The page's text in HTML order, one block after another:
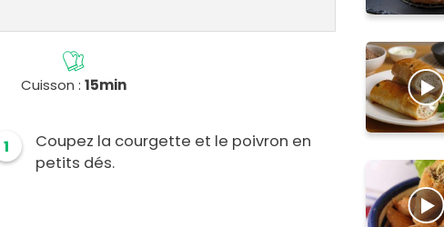
Cuisson :15min
1
Coupez la courgette et le poivron en
petits dés.